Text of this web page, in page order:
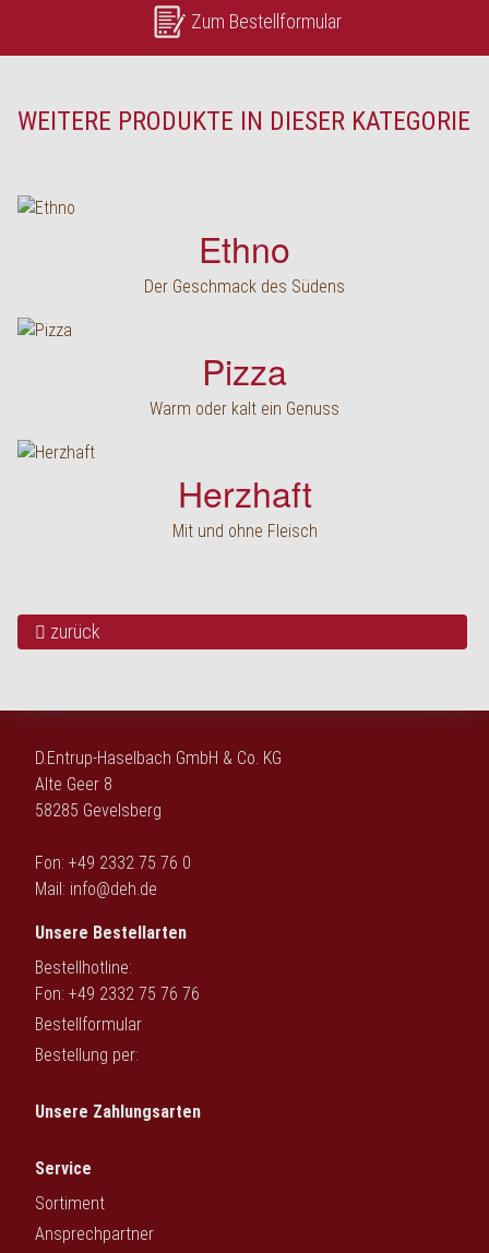
Zum Bestellformular
WEITERE PRODUKTE IN DIESER KATEGORIE
Ethno
Der Geschmack des Südens
Pizza
Warm oder kalt ein Genuss
Herzhaft
Mit und ohne Fleisch
zurück
D.Entrup-Haselbach GmbH & Co. KG
Alte Geer 8
58285 Gevelsberg
Fon: +49 2332 75 76 0
Mail: info@deh.de
Unsere Bestellarten
Bestellhotline:
Fon: +49 2332 75 76 76
Bestellformular
Bestellung per:
Unsere Zahlungsarten
Service
Sortiment
Ansprechpartner